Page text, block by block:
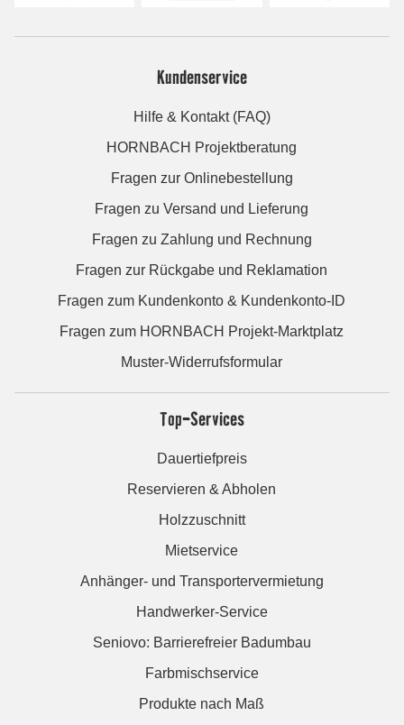
Kundenservice
Hilfe & Kontakt (FAQ)
HORNBACH Projektberatung
Fragen zur Onlinebestellung
Fragen zu Versand und Lieferung
Fragen zu Zahlung und Rechnung
Fragen zur Rückgabe und Reklamation
Fragen zum Kundenkonto & Kundenkonto-ID
Fragen zum HORNBACH Projekt-Marktplatz
Muster-Widerrufsformular
Top-Services
Dauertiefpreis
Reservieren & Abholen
Holzzuschnitt
Mietservice
Anhänger- und Transportervermietung
Handwerker-Service
Seniovo: Barrierefreier Badumbau
Farbmischservice
Produkte nach Maß